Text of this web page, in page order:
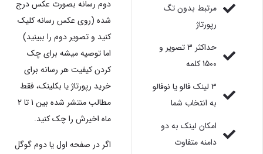
مرتبط بدون تگ
رپورتاژ
حداکثر 3 تصویر و
1500 کلمه
3 لینک فالو یا نوفالو
به انتخاب شما
امکان لینک به دو
دامنه متفاوت
دوم رسانه بصورت عکس درج
شده (روی عکس رسانه کلیک
کنید و تصویر دوم را ببینید)
اما توصیه میشه برای چک
کردن کیفیت هر رسانه برای
خرید رپورتاژ یا بکلینک، فقط
مطالب منتشر شده بین 1 تا 2
ماه اخیرش را چک کنید.
اگر در صفحه اول یا دوم گوگل